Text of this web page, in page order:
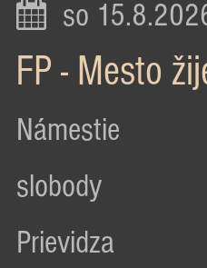
so
FP - Mesto
Námestie
slobody
Prievidza